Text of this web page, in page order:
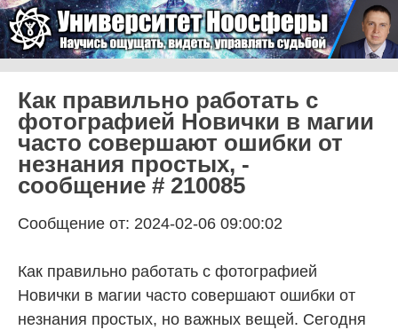
Университет Ноосферы
Как правильно работать с
фотографией Новички в магии
часто совершают ошибки от
незнания простых, -
сообщение # 210085
Сообщение от: 2024-02-06 09:00:02
Как правильно работать с фотографией
Новички в магии часто совершают ошибки от
незнания простых, но важных вещей. Сегодня